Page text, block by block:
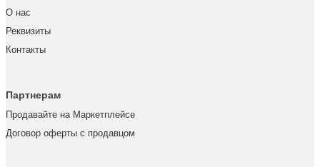
О нас
Реквизиты
Контакты
Партнерам
Продавайте на Маркетплейсе
Договор оферты с продавцом